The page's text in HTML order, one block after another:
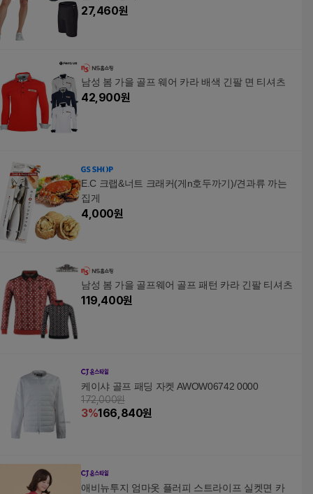
27,460원
남성 봄 가을 골프 웨어 카라 배색 긴팔 면 티셔츠
42,900원
E.C 크랩&너트 크래커(게n호두까기)/견과류 까는
집게
4,000원
남성 봄 가을 골프웨어 골프 패턴 카라 긴팔 티셔츠
119,400원
케이샤 골프 패딩 자켓 AWOW06742 0000
172,000원
3%166,840원
애비뉴투지 엄마옷 플러피 스트라이프 실켓면 카